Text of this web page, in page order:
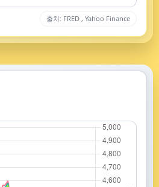
출처: FRED , Yahoo Finance